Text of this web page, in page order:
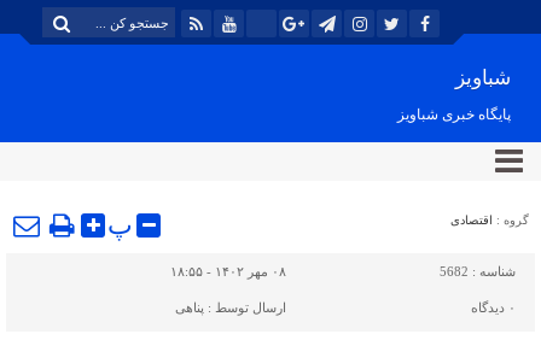
شباویز
پایگاه خبری شباویز
گروه : اقتصادی پ
شناسه : 5682 ۰۸ مهر ۱۴۰۲ - ۱۸:۵۵
۰ دیدگاه ارسال توسط : پناهی